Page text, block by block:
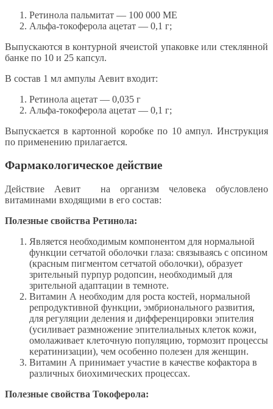
Ретинола пальмитат — 100 000 МЕ
Альфа-токоферола ацетат — 0,1 г;
Выпускаются в контурной ячеистой упаковке или стеклянной
банке по 10 и 25 капсул.
В состав 1 мл ампулы Аевит входит:
Ретинола ацетат — 0,035 г
Альфа-токоферола ацетат — 0,1 г;
Выпускается в картонной коробке по 10 ампул. Инструкция
по применению прилагается.
Фармакологическое действие
Действие Аевит на организм человека обусловлено
витаминами входящими в его состав:
Полезные свойства Ретинола:
Является необходимым компонентом для нормальной
функции сетчатой оболочки глаза: связываясь с опсином
(красным пигментом сетчатой оболочки), образует
зрительный пурпур родопсин, необходимый для
зрительной адаптации в темноте.
Витамин А необходим для роста костей, нормальной
репродуктивной функции, эмбрионального развития,
для регуляции деления и дифференцировки эпителия
(усиливает размножение эпителиальных клеток кожи,
омолаживает клеточную популяцию, тормозит процессы
кератинизации), чем особенно полезен для женщин.
Витамин А принимает участие в качестве кофактора в
различных биохимических процессах.
Полезные свойства Токоферола: